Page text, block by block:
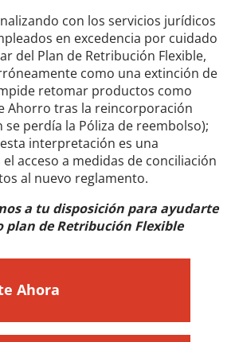
con los servicios jurídicos
en excedencia por cuidado
del Plan de Retribución Flexible,
como una extinción de
retomar productos como
Ahorro tras la reincorporación
perdía la Póliza de reembolso);
interpretación es una
acceso a medidas de conciliación
al nuevo reglamento.
a tu disposición para ayudarte
plan de Retribución Flexible
Ahora